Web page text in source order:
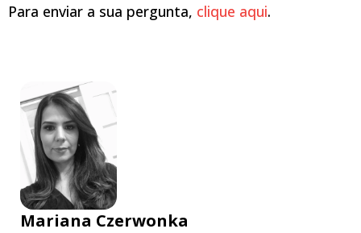
Para enviar a sua pergunta, clique aqui.
Mariana Czerwonka